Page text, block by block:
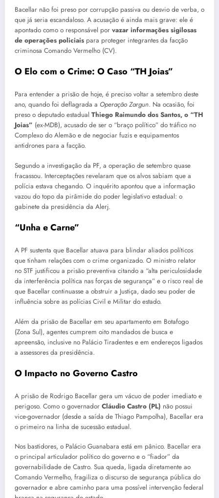
Bacellar não foi preso por corrupção passiva ou desvio de verba, o
que já seria escandaloso. A acusação é ainda mais grave: ele é
apontado como o responsável por vazar informações sigilosas
de operações policiais para proteger integrantes da facção
criminosa Comando Vermelho (CV).
O Elo com o Crime: O Caso “TH Joias”
Para entender a prisão de hoje, é preciso voltar a setembro deste
ano, quando foi deflagrada a Operação Zargun. Na ocasião, foi
preso o deputado estadual Thiego Raimundo dos Santos, o “TH
Joias” (ex-MDB), acusado de ser o “braço político” do tráfico no
Complexo do Alemão e de negociar fuzis e equipamentos
antidrones para a facção.
Segundo a investigação da PF, a operação de setembro quase
fracassou. Interceptações revelaram que os alvos sabiam que a
polícia estava chegando. O inquérito apontou que a informação
vazou do topo da pirâmide do poder legislativo estadual: o
gabinete da presidência da Alerj.
“Unha e Carne”
A PF sustenta que Bacellar atuava para blindar aliados políticos
que tinham relações com o crime organizado. O ministro relator
no STF justificou a prisão preventiva citando a “alta periculosidade
da interferência política nas forças de segurança” e o risco real de
que Bacellar continuasse a obstruir a Justiça, dado seu poder de
influência sobre as polícias Civil e Militar do estado.
Além da prisão de Bacellar em seu apartamento em Botafogo
(Zona Sul), agentes cumprem oito mandados de busca e
apreensão, inclusive no Palácio Tiradentes e em endereços ligados
a assessores da presidência.
O Impacto no Governo Castro
A prisão de Rodrigo Bacellar gera um vácuo de poder imediato e
perigoso. Como o governador Cláudio Castro (PL) não possui
vice-governador (desde a saída de Thiago Pampolha), Bacellar era
o primeiro na linha de sucessão estadual.
Nos bastidores, o Palácio Guanabara está em pânico. Bacellar era
o principal articulador político do governo e o “fiador” da
governabilidade de Castro. Sua queda, ligada diretamente ao
Comando Vermelho, fragiliza o discurso de segurança pública do
governador e abre caminho para uma possível intervenção federal